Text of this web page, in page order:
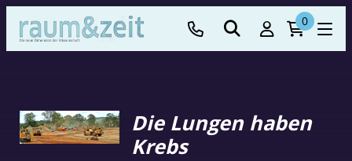
0
Die Lungen haben
Krebs